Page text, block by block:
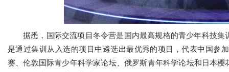
据悉，国际交流项目冬令营是国内最高规格的青少年科技
是通过集训从入选的项目中遴选出最优秀的项目，代表中国参
赛、伦敦国际青少年科学家论坛、俄罗斯青年科学论坛和日本